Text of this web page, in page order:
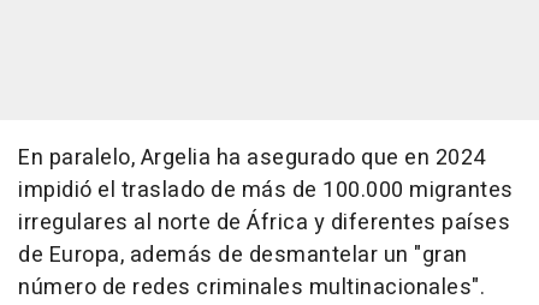
En paralelo, Argelia ha asegurado que en 2024
impidió el traslado de más de 100.000 migrantes
irregulares al norte de África y diferentes países
de Europa, además de desmantelar un "gran
número de redes criminales multinacionales".